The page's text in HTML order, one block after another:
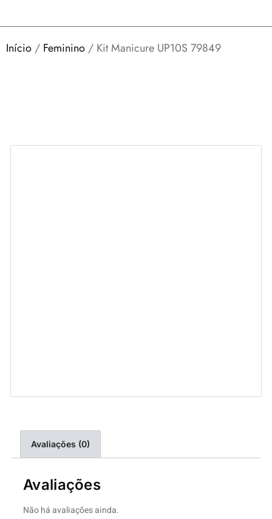
Início / Feminino / Kit Manicure UP10S 79849
Avaliações (0)
Avaliações
Não há avaliações ainda.